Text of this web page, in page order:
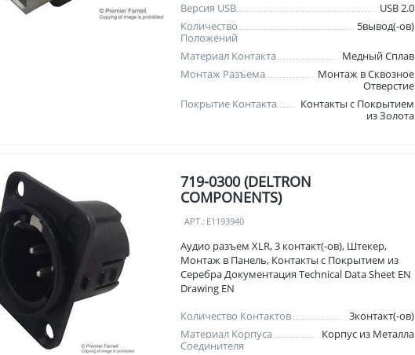
Версия USB
USB 2.0
Количество
Положений
5вывод(-ов)
Материал Контакта
Медный Сплав
Монтаж Разъема
Монтаж в Сквозное
Отверстие
Покрытие Контакта
Контакты с Покрытием
из Золота
719-0300 (DELTRON
COMPONENTS)
АРТ.: E1193940
Аудио разъем XLR, 3 контакт(-ов), Штекер,
Монтаж в Панель, Контакты с Покрытием из
Серебра Документация Technical Data Sheet EN
Drawing EN
Количество Контактов
3контакт(-ов)
Материал Корпуса
Соединителя
Корпус из Металла